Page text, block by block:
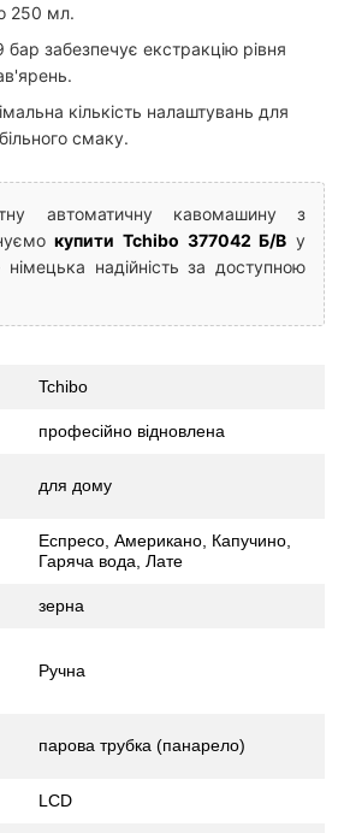
250 мл.
бар забезпечує екстракцію рівня
кількість налаштувань для
смаку.
автоматичну кавомашину з
купити Tchibo 377042 Б/В у
надійність за доступною
Tchibo
професійно відновлена
для дому
Еспресо, Американо, Капучино,
Гаряча вода, Лате
зерна
Ручна
парова трубка (панарело)
LCD